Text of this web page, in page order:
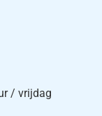
/ vrijdag